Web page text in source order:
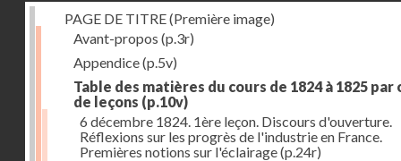
PAGE DE TITRE (Première image)
Avant-propos (p.3r)
Appendice(p.5v)
Table des matières du cours de 1824 à 1825 par
de leçons (p.10v)
6 décembre 1824. 1ère leçon. Discours d'ouverture.
Réflexions sur les progrès de l'industrie en France.
Premières notions sur l'éclairage(p.24r)